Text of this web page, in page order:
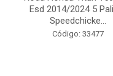
Esd 2014/2024 5
Speedchicke...
Código: 33477